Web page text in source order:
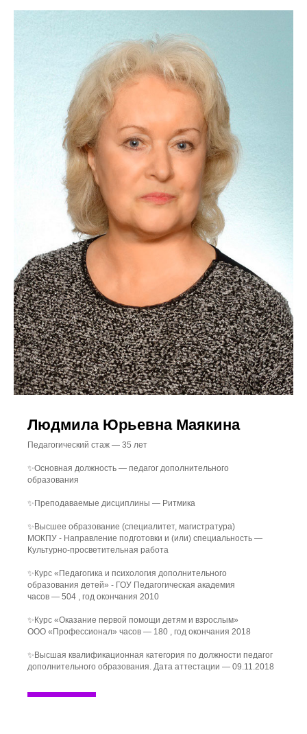
Людмила Юрьевна Маякина
Педагогический стаж — 35 лет
✨Основная должность — педагог дополнительного
образования
✨Преподаваемые дисциплины — Ритмика
✨Высшее образование (специалитет, магистратура)
МОКПУ - Направление подготовки и (или) специальность —
Культурно-просветительная работа
✨Курс «Педагогика и психология дополнительного
образования детей» - ГОУ Педагогическая академия
часов — 504 , год окончания 2010
✨Курс «Оказание первой помощи детям и взрослым»
ООО «Профессионал» часов — 180 , год окончания 2018
✨Высшая квалификационная категория по должности педагог
дополнительного образования. Дата аттестации — 09.11.2018